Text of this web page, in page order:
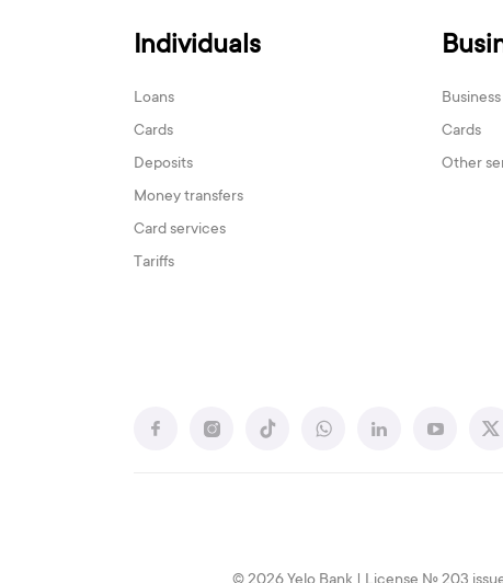
Individuals
Loans
Cards
Deposits
Money transfers
Card services
Tariffs
Cards
Other